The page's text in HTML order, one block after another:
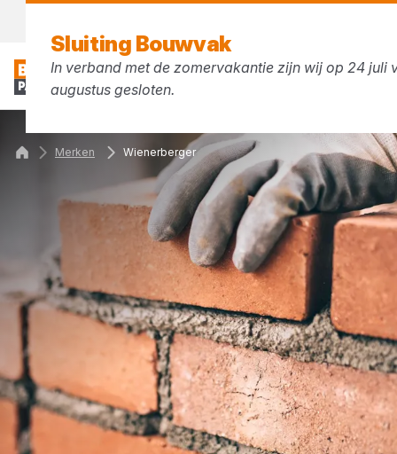
Merken Wienerberger
Sluiting Bouwvak
In verband met de zomervakantie zijn wij op 24 juli
augustus gesloten.